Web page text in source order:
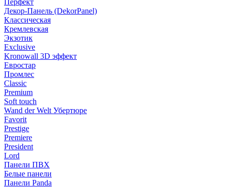
Перфект
Декор-Панель (DekorPanel)
Классическая
Кремлевская
Экзотик
Exclusive
Kronowall 3D эффект
Евростар
Промлес
Classic
Premium
Soft touch
Wand der Welt Убертюре
Favorit
Prestige
Premiere
President
Lord
Панели ПВХ
Белые панели
Панели Panda